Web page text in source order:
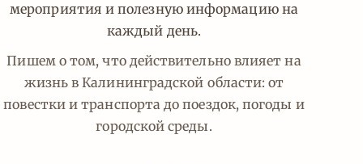
мероприятия и полезную информацию на
каждый день.
Пишем о том, что действительно влияет на
жизнь в Калининградской области: от
повестки и транспорта до поездок, погоды и
городской среды.